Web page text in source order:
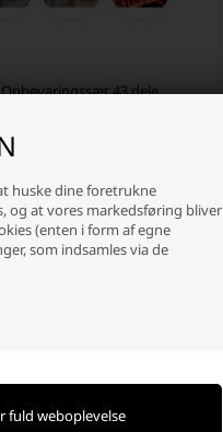
huske dine foretrukne
og at vores markedsføring bliver
(enten i form af egne
som indsamles via de
43 dele
sender din pakkei dag